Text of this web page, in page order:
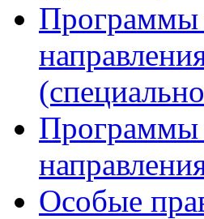
Программы
Программы
Особые